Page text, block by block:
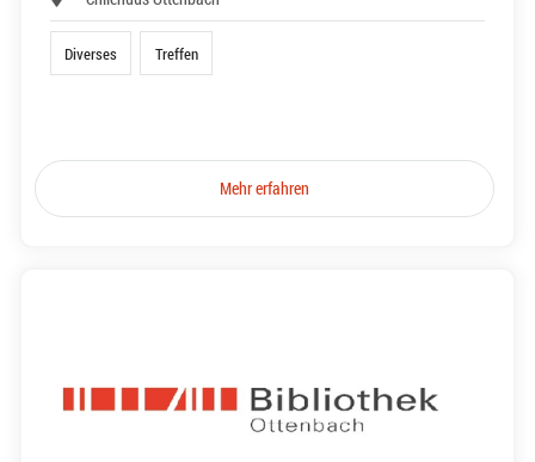
Diverses Treffen
Mehr erfahren